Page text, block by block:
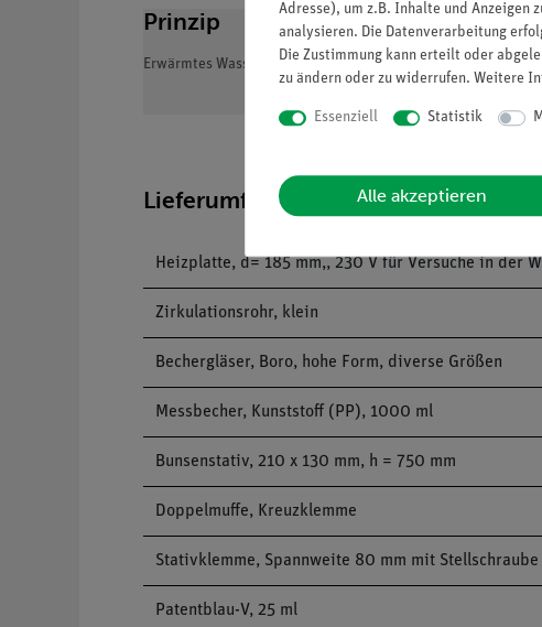
Prinzip
Erwärmtes Wasser steigt wegen seiner geringeren Dichte
Lieferumfang
Heizplatte, d= 185 mm,, 230 V für Versuche in der
Zirkulationsrohr, klein
Bechergläser, Boro, hohe Form, diverse Größen
Messbecher, Kunststoff (PP), 1000 ml
Bunsenstativ, 210 x 130 mm, h = 750 mm
Doppelmuffe, Kreuzklemme
Stativklemme, Spannweite 80 mm mit Stellschraube
Patentblau-V, 25 ml
Adresse), um z.B. Inhalte und Anzeigen
analysieren. Die Datenverarbeitung
Die Zustimmung kann erteilt oder
zu ändern oder zu widerrufen. Weitere
Essenziell Statistik
Alle akzeptieren